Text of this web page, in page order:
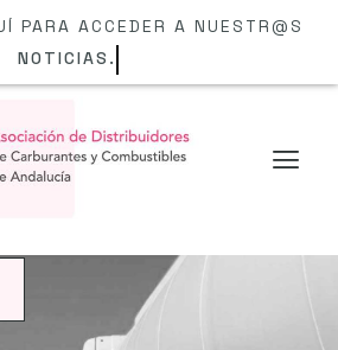
PARA ACCEDER A NUESTR@S
NOTICIAS.